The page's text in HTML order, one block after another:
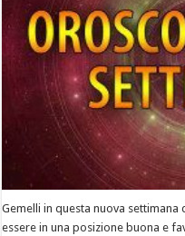
Gemelli in questa nuova
essere in una posizione buona e